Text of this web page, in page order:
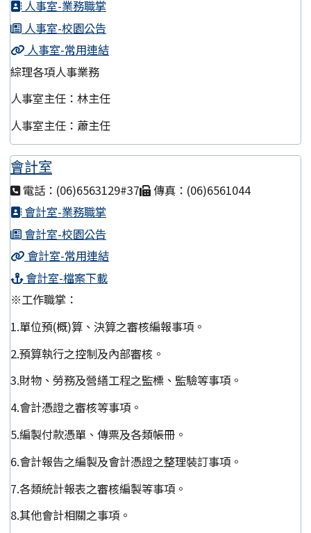
人事室-業務職掌
人事室-校園公告
人事室-常用連結
綜理各項人事業務
人事室主任：林主任
人事室主任：蕭主任
會計室
電話：(06)6563129#37
傳真：(06)6561044
會計室-業務職掌
會計室-校園公告
會計室-常用連結
會計室-檔案下載
※工作職掌：
1.單位預(概)算、決算之審核編報事項。
2.預算執行之控制及內部審核。
3.財物、勞務及營繕工程之監標、監驗等事項。
4.會計憑證之審核等事項。
5.編製付款憑單、傳票及各類帳冊。
6.會計報告之編製及會計憑證之整理裝訂事項。
7.各類統計報表之審核編製等事項。
8.其他會計相關之事項。